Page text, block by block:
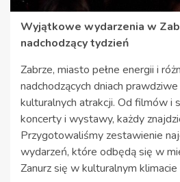
Wyjątkowe wydarzenia w
nadchodzący tydzień
Zabrze, miasto pełne energii i
nadchodzących dniach
kulturalnych atrakcji. Od filmów i
koncerty i wystawy, każdy
Przygotowaliśmy zestawienie
wydarzeń, które odbędą się w
Zanurz się w kulturalnym klimacie